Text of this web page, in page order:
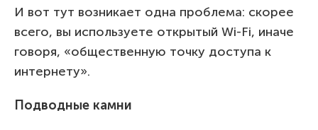
И вот тут возникает одна проблема: скорее
всего, вы используете открытый Wi-Fi, иначе
говоря, «общественную точку доступа к
интернету».
Подводные камни